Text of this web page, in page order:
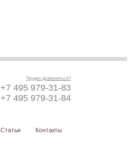
Трудно дозвониться?
+7 495 979-31-83
+7 495 979-31-84
Статьи Контакты